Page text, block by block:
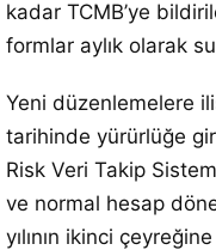
kadar TCMB’ye
formlar aylık olarak
Yeni düzenlemelere
tarihinde yürürlüğe
Risk Veri Takip
ve normal hesap
yılının ikinci